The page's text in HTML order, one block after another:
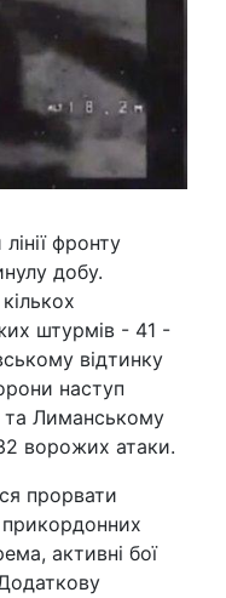
фронту
добу.
штурмів - 41 -
відтинку
наступ
та Лиманському
ворожих атаки.
прорвати
прикордонних
активні бої